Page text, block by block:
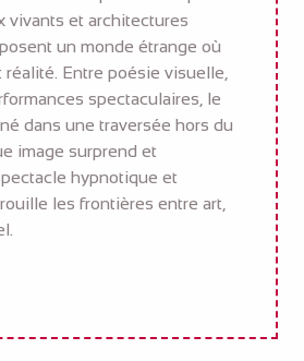
vivants et architectures
un monde étrange où
réalité. Entre poésie visuelle,
spectaculaires, le
dans une traversée hors du
image surprend et
hypnotique et
les frontières entre art,